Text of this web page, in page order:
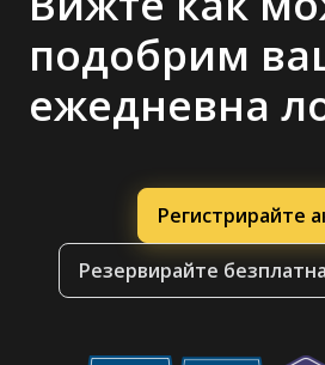
подобрим
ежедневна
Регистрирайте
Резервирайте